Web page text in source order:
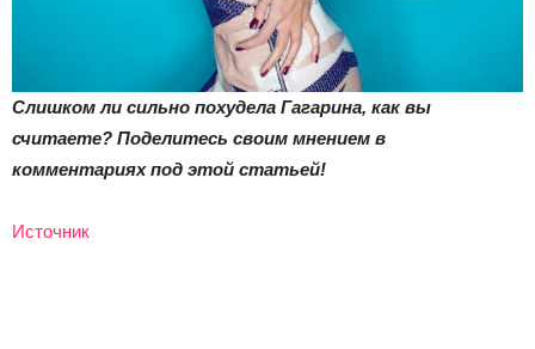
Слишком ли сильно похудела Гагарина, как вы
считаете? Поделитесь своим мнением в
комментариях под этой статьей!
Источник